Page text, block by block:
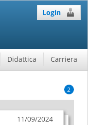
Login
Didattica Carriera
2
11/09/2024
11/09/2024